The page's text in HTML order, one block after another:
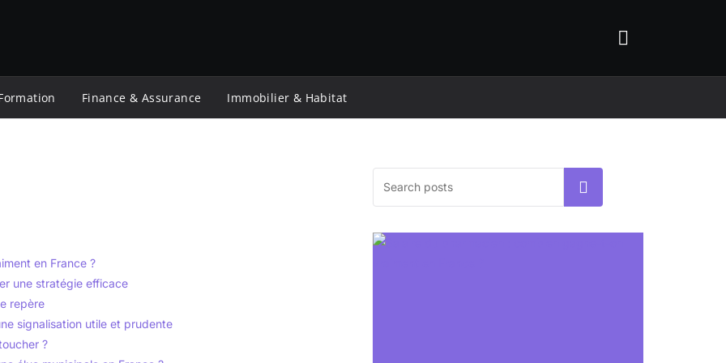
Finance & Assurance Immobilier & Habitat
en France ?
une stratégie efficace
repère
signalisation utile et prudente
?
Rechercher